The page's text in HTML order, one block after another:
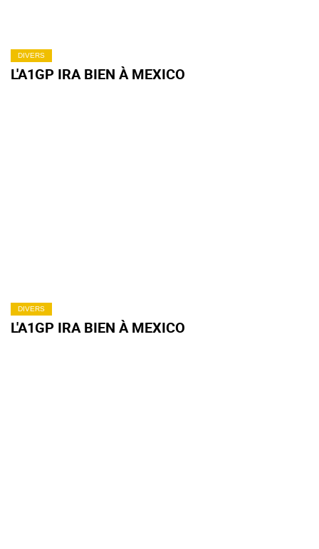
DIVERS
L'A1GP IRA BIEN À MEXICO
DIVERS
L'A1GP IRA BIEN À MEXICO